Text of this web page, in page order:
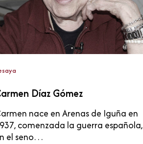
Díaz Gómez
nace en Arenas de Iguña en
comenzada la guerra española,
el seno…